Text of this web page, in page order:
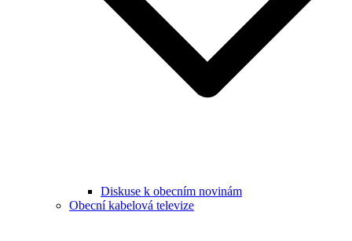
Diskuse k obecním novinám
Obecní kabelová televize